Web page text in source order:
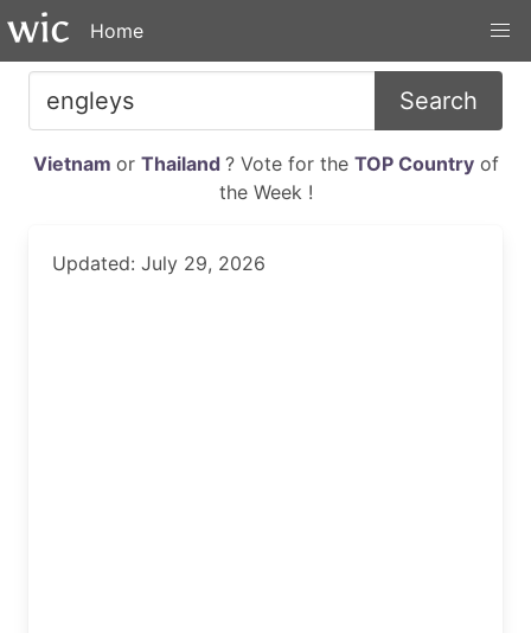
Home
Search
Vietnam or Thailand ? Vote for the TOP Countryof
the Week !
Updated: July 29, 2026